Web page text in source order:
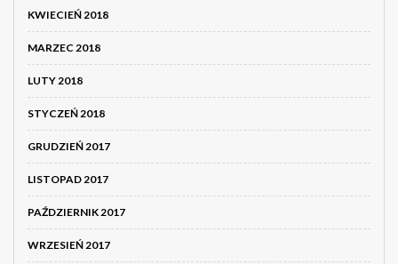
KWIECIEŃ 2018
MARZEC 2018
LUTY 2018
STYCZEŃ 2018
GRUDZIEŃ 2017
LISTOPAD 2017
PAŹDZIERNIK 2017
WRZESIEŃ 2017